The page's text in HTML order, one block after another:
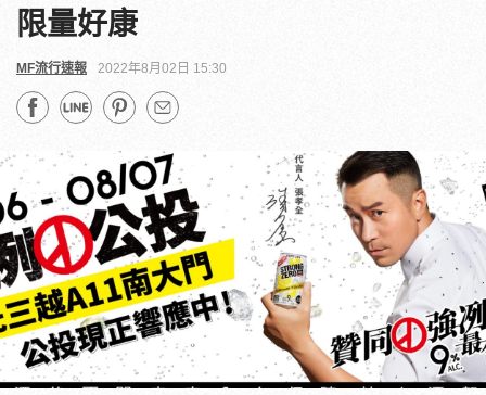
限量好康
MF流行速報 2022年8月02日 15:30